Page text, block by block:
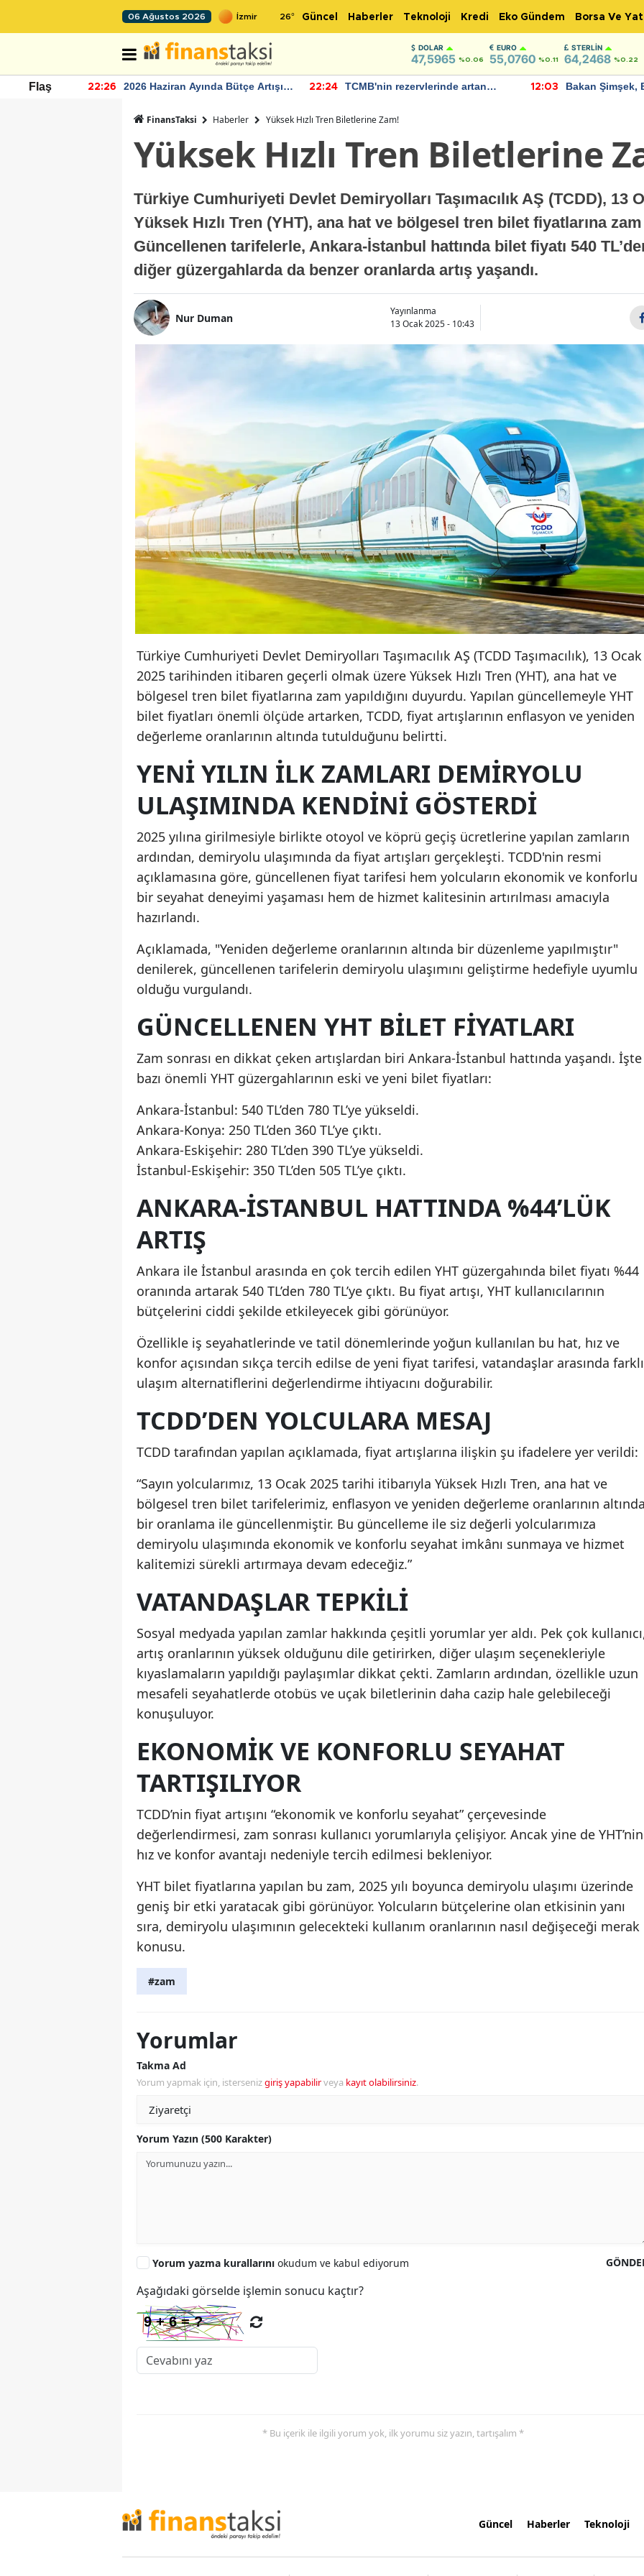
06 Ağustos 2026 26° Güncel Haberler Teknoloji Kredi Eko Gündem Borsa Ve
DOLAR
47,5965 %0.06
EURO
55,0760 %0.11
STERLIN
64,2468 %0.22
Flaş 22:26
2026 Haziran Ayında Bütçe Artışı
22:24
TCMB'nin rezervlerinde artan
12:03
Bakan Şimşek,
FinansTaksi Haberler Yüksek Hızlı Tren Biletlerine Zam!
Yüksek Hızlı Tren Biletlerine
Türkiye Cumhuriyeti Devlet Demiryolları Taşımacılık AŞ (TCDD), 13
Yüksek Hızlı Tren (YHT), ana hat ve bölgesel tren bilet fiyatlarına zam
Güncellenen tarifelerle, Ankara-İstanbul hattında bilet fiyatı 540
diğer güzergahlarda da benzer oranlarda artış yaşandı.
Nur Duman
Yayınlanma
13 Ocak 2025 - 10:43
Türkiye Cumhuriyeti Devlet Demiryolları Taşımacılık AŞ (TCDD Taşımacılık), 13 Ocak
2025 tarihinden itibaren geçerli olmak üzere Yüksek Hızlı Tren (YHT), ana hat ve
bölgesel tren bilet fiyatlarına zam yapıldığını duyurdu. Yapılan güncellemeyle YHT
bilet fiyatları önemli ölçüde artarken, TCDD, fiyat artışlarının enflasyon ve yeniden
değerleme oranlarının altında tutulduğunu belirtti.
YENI YILIN İLK ZAMLARI DEMIRYOLU
ULAŞIMINDA KENDINI GÖSTERDI
2025 yılına girilmesiyle birlikte otoyol ve köprü geçiş ücretlerine yapılan zamların
ardından, demiryolu ulaşımında da fiyat artışları gerçekleşti. TCDD'nin resmi
açıklamasına göre, güncellenen fiyat tarifesi hem yolcuların ekonomik ve konforlu
bir seyahat deneyimi yaşaması hem de hizmet kalitesinin artırılması amacıyla
hazırlandı.
Açıklamada, "Yeniden değerleme oranlarının altında bir düzenleme yapılmıştır"
denilerek, güncellenen tarifelerin demiryolu ulaşımını geliştirme hedefiyle uyumlu
olduğu vurgulandı.
GÜNCELLENEN YHT BILET FIYATLARI
Zam sonrası en dikkat çeken artışlardan biri Ankara-İstanbul hattında yaşandı. İşte
bazı önemli YHT güzergahlarının eski ve yeni bilet fiyatları:
Ankara-İstanbul: 540 TL’den 780 TL’ye yükseldi.
Ankara-Konya: 250 TL’den 360 TL’ye çıktı.
Ankara-Eskişehir: 280 TL’den 390 TL’ye yükseldi.
İstanbul-Eskişehir: 350 TL’den 505 TL’ye çıktı.
ANKARA-İSTANBUL HATTINDA %44’LÜK
ARTIŞ
Ankara ile İstanbul arasında en çok tercih edilen YHT güzergahında bilet fiyatı %44
oranında artarak 540 TL’den 780 TL’ye çıktı. Bu fiyat artışı, YHT kullanıcılarının
bütçelerini ciddi şekilde etkileyecek gibi görünüyor.
Özellikle iş seyahatlerinde ve tatil dönemlerinde yoğun kullanılan bu hat, hız ve
konfor açısından sıkça tercih edilse de yeni fiyat tarifesi, vatandaşlar arasında farklı
ulaşım alternatiflerini değerlendirme ihtiyacını doğurabilir.
TCDD’DEN YOLCULARA MESAJ
TCDD tarafından yapılan açıklamada, fiyat artışlarına ilişkin şu ifadelere yer verildi:
“Sayın yolcularımız, 13 Ocak 2025 tarihi itibarıyla Yüksek Hızlı Tren, ana hat ve
bölgesel tren bilet tarifelerimiz, enflasyon ve yeniden değerleme oranlarının
bir oranlama ile güncellenmiştir. Bu güncelleme ile siz değerli yolcularımıza
demiryolu ulaşımında ekonomik ve konforlu seyahat imkânı sunmaya ve hizmet
kalitemizi sürekli artırmaya devam edeceğiz.”
VATANDAŞLAR TEPKILI
Sosyal medyada yapılan zamlar hakkında çeşitli yorumlar yer aldı. Pek çok
artış oranlarının yüksek olduğunu dile getirirken, diğer ulaşım seçenekleriyle
kıyaslamaların yapıldığı paylaşımlar dikkat çekti. Zamların ardından, özellikle uzun
mesafeli seyahatlerde otobüs ve uçak biletlerinin daha cazip hale gelebileceği
konuşuluyor.
EKONOMIK VE KONFORLU SEYAHAT
TARTIŞILIYOR
TCDD’nin fiyat artışını “ekonomik ve konforlu seyahat” çerçevesinde
değerlendirmesi, zam sonrası kullanıcı yorumlarıyla çelişiyor. Ancak yine de YHT’nin
hız ve konfor avantajı nedeniyle tercih edilmesi bekleniyor.
YHT bilet fiyatlarına yapılan bu zam, 2025 yılı boyunca demiryolu ulaşımı üzerinde
geniş bir etki yaratacak gibi görünüyor. Yolcuların bütçelerine olan etkisinin yanı
sıra, demiryolu ulaşımının gelecekteki kullanım oranlarının nasıl değişeceği merak
konusu.
#zam
Yorumlar
Takma Ad
Yorum yapmak için, istersenizgiriş yapabilirveya kayıt olabilirsiniz.
Yorum Yazın (500 Karakter)
Yorum yazma kurallarını okudum ve kabul ediyorum
Aşağıdaki görselde işlemin sonucu kaçtır?
* Bu içerik ile ilgili yorum yok, ilk yorumu siz yazın, tartışalım *
Güncel Haberler Teknoloji